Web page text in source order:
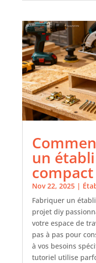
un
compact
Nov 22, 2025|
Fabriquer un
projet diy
votre espace de
pas à pas pour
à vos besoins
tutoriel utilise